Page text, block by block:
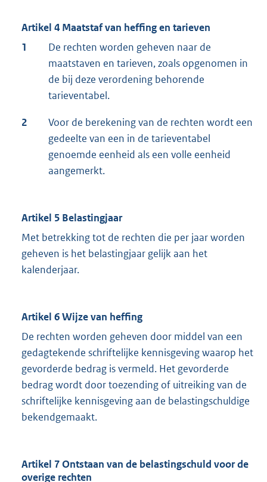
Artikel 4 Maatstaf van heffing en tarieven
1
De rechten worden geheven naar de
maatstaven en tarieven, zoals opgenomen in
de bij deze verordening behorende
tarieventabel.
2
Voor de berekening van de rechten wordt een
gedeelte van een in de tarieventabel
genoemde eenheid als een volle eenheid
aangemerkt.
Artikel 5 Belastingjaar
Met betrekking tot de rechten die per jaar worden
geheven is het belastingjaar gelijk aan het
kalenderjaar.
Artikel 6 Wijze van heffing
De rechten worden geheven door middel van een
gedagtekende schriftelijke kennisgeving waarop het
gevorderde bedrag is vermeld. Het gevorderde
bedrag wordt door toezending of uitreiking van de
schriftelijke kennisgeving aan de belastingschuldige
bekendgemaakt.
Artikel 7 Ontstaan van de belastingschuld voor de
overige rechten